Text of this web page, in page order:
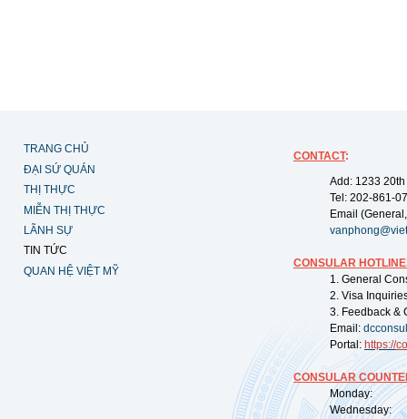
TRANG CHỦ
ĐẠI SỨ QUÁN
THỊ THỰC
MIỄN THỊ THỰC
LÃNH SỰ
TIN TỨC
QUAN HỆ VIỆT MỸ
CONTACT:
Add: 1233
Tel: 202-861-
Email
CONSULAR
1. General
2. Visa
3. Feedback &
Email:
Portal: https://
CONSULAR
Monday:
Wednesday: